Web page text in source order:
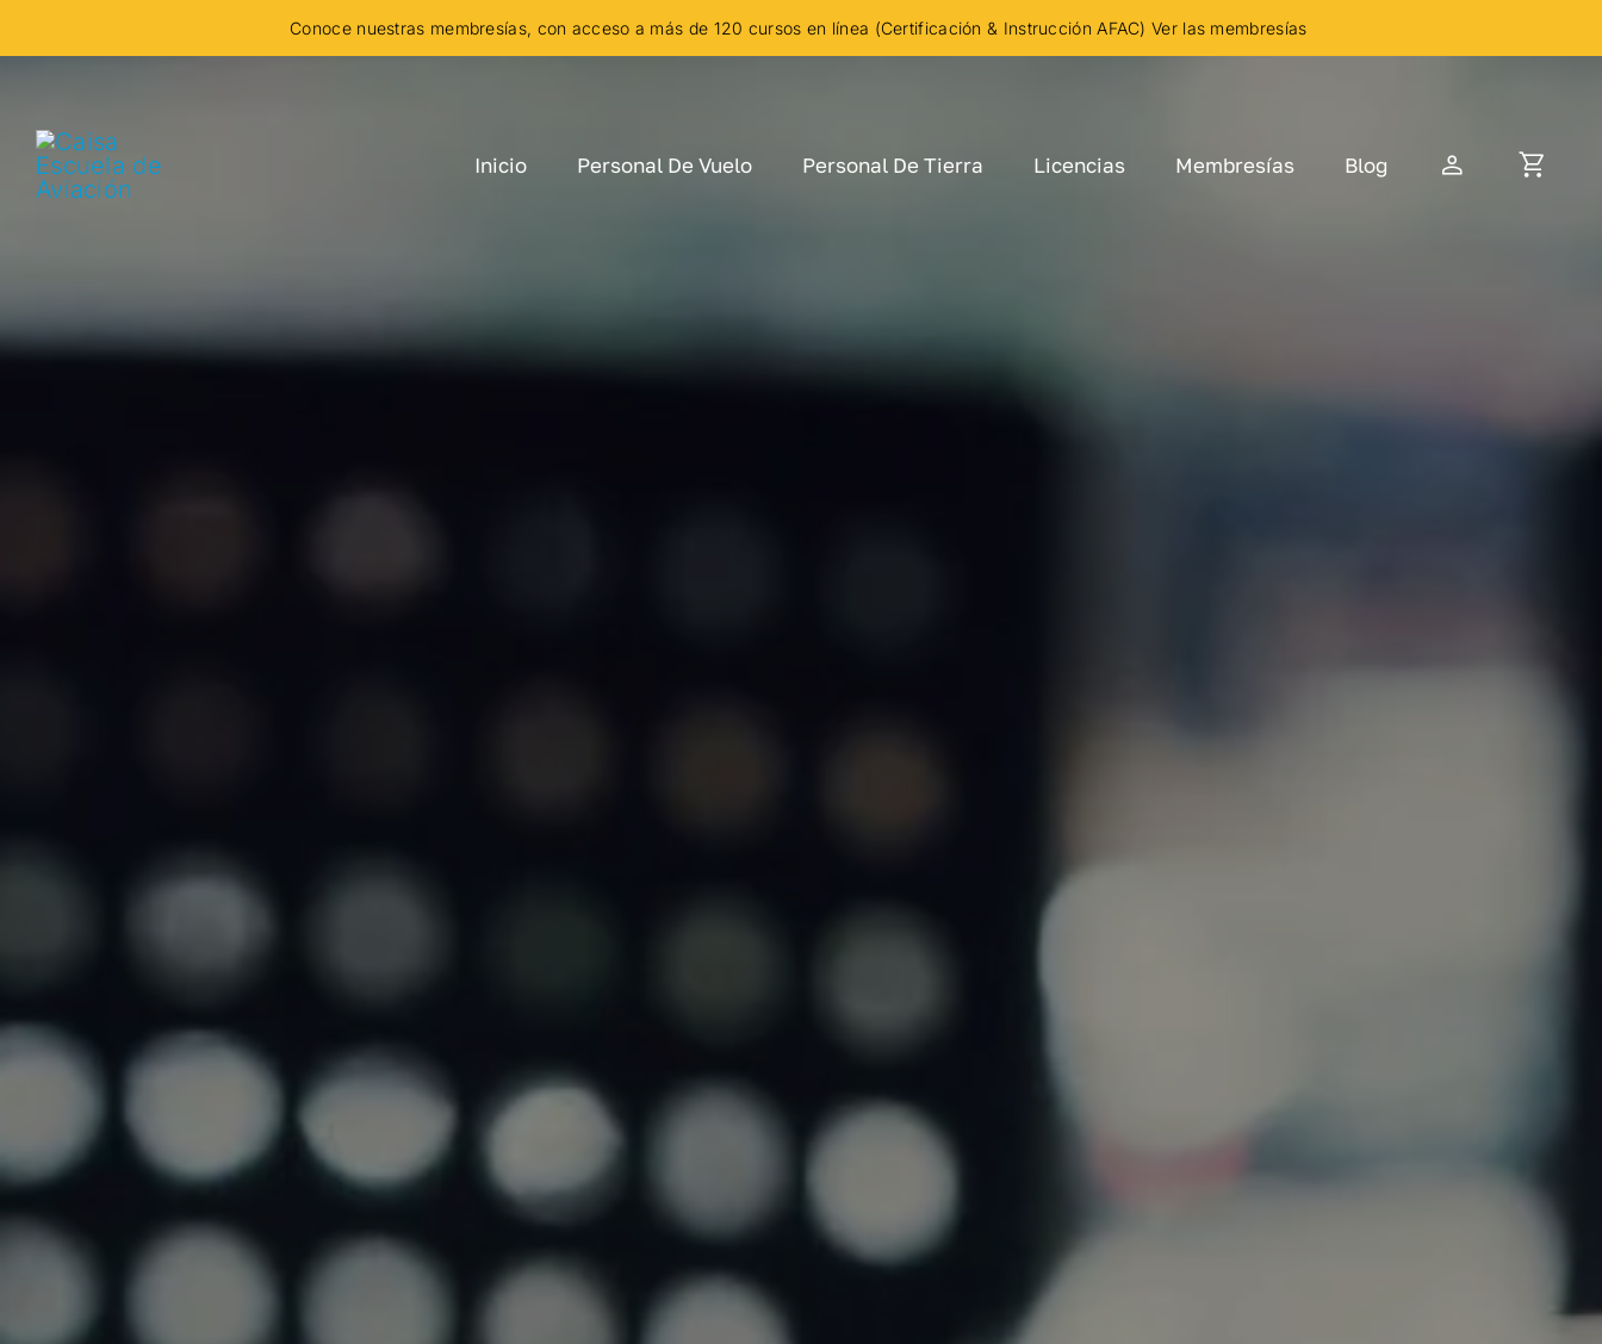
to
Conoce nuestras membresías, con acceso a más de 120 cursos en línea (Certificación & Instrucción AFAC) Ver las membresías
Inicio Personal De Vuelo Personal De Tierra Licencias Membresías Blog